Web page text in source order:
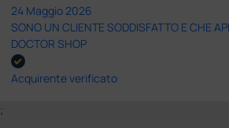
24 Maggio 2026
SONO UN CLIENTE SODDISFATTO E CHE
DOCTOR SHOP
Acquirente verificato
;